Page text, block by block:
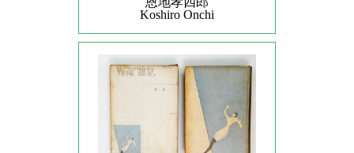
Koshiro Onchi